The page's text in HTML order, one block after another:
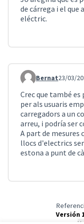
de cárrega i el que
eléctric.
Comentario 5408
Bernat23/03/
Crec que també
per als usuaris
carregadors a un
arreu, i podría ser
A part de mesures
llocs d'electrics
estona a punt de
Versión